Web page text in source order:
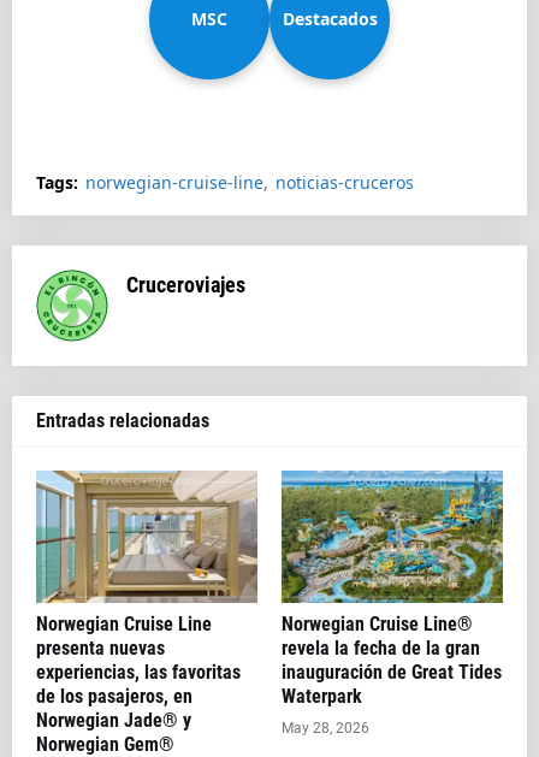
Diadema
MSC Destacados
Tags: norwegian-cruise-line noticias-cruceros
Cruceroviajes
Entradas relacionadas
Norwegian Cruise Line
presenta nuevas
experiencias, las favoritas
de los pasajeros, en
Norwegian Jade® y
Norwegian Gem®
Norwegian Cruise Line®
revela la fecha de la gran
inauguración de Great Tides
Waterpark
May 28, 2026